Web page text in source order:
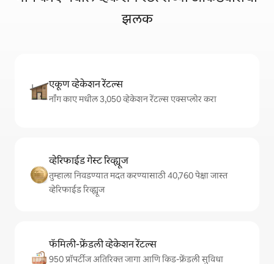
झलक
एकूण व्हेकेशन रेंटल्स
नॉंग काए मधील 3,050 व्हेकेशन रेंटल्स एक्सप्लोर करा
व्हेरिफाईड गेस्ट रिव्ह्यूज
तुम्हाला निवडण्यात मदत करण्यासाठी 40,760 पेक्षा जास्त
व्हेरिफाईड रिव्ह्यूज
फॅमिली-फ्रेंडली व्हेकेशन रेंटल्स
950 प्रॉपर्टीज अतिरिक्त जागा आणि किड-फ्रेंडली सुविधा